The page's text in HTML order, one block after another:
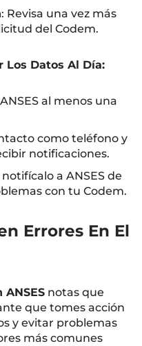
: Revisa una vez más
del Codem.
Los Datos Al Día:
al menos una
como teléfono y
notificaciones.
a ANSES de
con tu Codem.
Errores En El
ANSES notas que
que tomes acción
y evitar problemas
más comunes